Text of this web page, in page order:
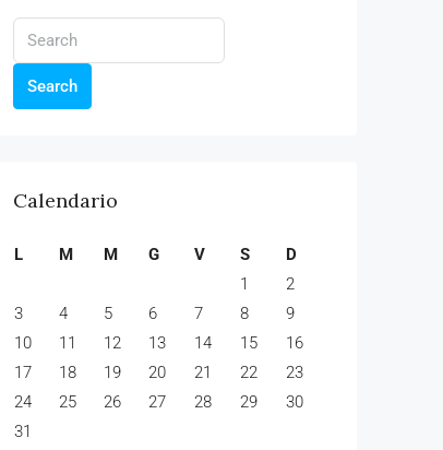
Search
Calendario
L M M G V S
D
1
2
3
4 5 6 7 8
9
10
11 12 13 14 15
16
17
18 19 20 21 22
23
24
25 26 27 28 29
30
31